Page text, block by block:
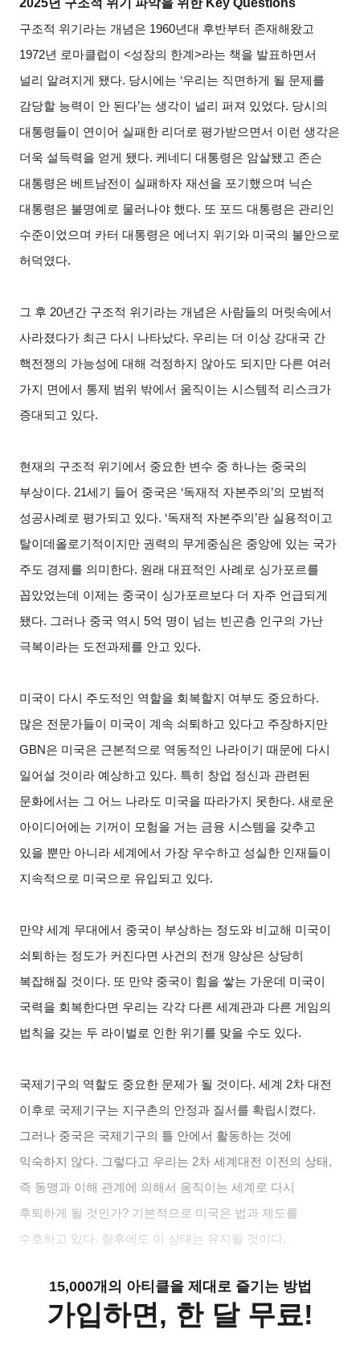
2025년 구조적 위기 파악을 위한 Key Questions
구조적 위기라는 개념은 1960년대 후반부터 존재해왔고
1972년 로마클럽이 <성장의 한계>라는 책을 발표하면서
널리 알려지게 됐다. 당시에는 ‘우리는 직면하게 될 문제를
감당할 능력이 안 된다’는 생각이 널리 퍼져 있었다. 당시의
대통령들이 연이어 실패한 리더로 평가받으면서 이런 생각은
더욱 설득력을 얻게 됐다. 케네디 대통령은 암살됐고 존슨
대통령은 베트남전이 실패하자 재선을 포기했으며 닉슨
대통령은 불명예로 물러나야 했다. 또 포드 대통령은 관리인
수준이었으며 카터 대통령은 에너지 위기와 미국의 불안으로
허덕였다.
그 후 20년간 구조적 위기라는 개념은 사람들의 머릿속에서
사라졌다가 최근 다시 나타났다. 우리는 더 이상 강대국 간
핵전쟁의 가능성에 대해 걱정하지 않아도 되지만 다른 여러
가지 면에서 통제 범위 밖에서 움직이는 시스템적 리스크가
증대되고 있다.
현재의 구조적 위기에서 중요한 변수 중 하나는 중국의
부상이다. 21세기 들어 중국은 ‘독재적 자본주의’의 모범적
성공사례로 평가되고 있다. ‘독재적 자본주의’란 실용적이고
탈이데올로기적이지만 권력의 무게중심은 중앙에 있는 국가
주도 경제를 의미한다. 원래 대표적인 사례로 싱가포르를
꼽았었는데 이제는 중국이 싱가포르보다 더 자주 언급되게
됐다. 그러나 중국 역시 5억 명이 넘는 빈곤층 인구의 가난
극복이라는 도전과제를 안고 있다.
미국이 다시 주도적인 역할을 회복할지 여부도 중요하다.
많은 전문가들이 미국이 계속 쇠퇴하고 있다고 주장하지만
GBN은 미국은 근본적으로 역동적인 나라이기 때문에 다시
일어설 것이라 예상하고 있다. 특히 창업 정신과 관련된
문화에서는 그 어느 나라도 미국을 따라가지 못한다. 새로운
아이디어에는 기꺼이 모험을 거는 금융 시스템을 갖추고
있을 뿐만 아니라 세계에서 가장 우수하고 성실한 인재들이
지속적으로 미국으로 유입되고 있다.
만약 세계 무대에서 중국이 부상하는 정도와 비교해 미국이
쇠퇴하는 정도가 커진다면 사건의 전개 양상은 상당히
복잡해질 것이다. 또 만약 중국이 힘을 쌓는 가운데 미국이
국력을 회복한다면 우리는 각각 다른 세계관과 다른 게임의
법칙을 갖는 두 라이벌로 인한 위기를 맞을 수도 있다.
국제기구의 역할도 중요한 문제가 될 것이다. 세계 2차 대전
이후로 국제기구는 지구촌의 안정과 질서를 확립시켰다.
그러나 중국은 국제기구의 틀 안에서 활동하는 것에
익숙하지 않다. 그렇다고 우리는 2차 세계대전 이전의 상태,
즉 동맹과 이해 관계에 의해서 움직이는 세계로 다시
후퇴하게 될 것인가? 기본적으로 미국은 법과 제도를
수호하고 있다. 향후에도 이 상태는 유지될 것이다.
15,000개의 아티클을 제대로 즐기는 방법
가입하면, 한 달 무료!